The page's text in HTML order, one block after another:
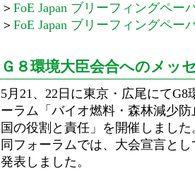
＞ FoE Japan ブリーフィングペー
＞ FoE Japan ブリーフィングペ
Ｇ８環境大臣会合へのメッ
5月21、22日に東京・広尾にて
ーラム「バイオ燃料・森林減少
国の役割と責任」を開催しました
同フォーラムでは、大会宣言と
発表しました。